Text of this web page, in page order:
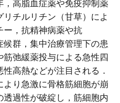
，高脂血症薬や免疫抑制薬
チルリチン（甘草）によ
ー，抗精神病薬や抗
候群，集中治療管理下の患
弛緩薬投与による急性四
高熱などが注目される．
り急激に骨格筋細胞が崩
過性が破綻し，筋細胞内